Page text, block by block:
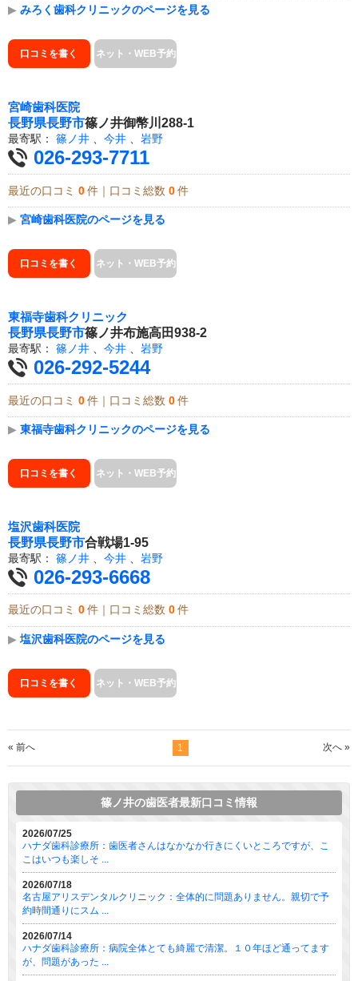
▶ みろく歯科クリニックのページを見る
口コミを書く ネット・WEB予約
宮崎歯科医院
長野県長野市篠ノ井御幣川288-1
最寄駅： 篠ノ井 、 今井 、 岩野
026-293-7711
最近の口コミ 0 件｜口コミ総数 0 件
▶ 宮崎歯科医院のページを見る
口コミを書く ネット・WEB予約
東福寺歯科クリニック
長野県長野市篠ノ井布施高田938-2
最寄駅： 篠ノ井 、 今井 、 岩野
026-292-5244
最近の口コミ 0 件｜口コミ総数 0 件
▶ 東福寺歯科クリニックのページを見る
口コミを書く ネット・WEB予約
塩沢歯科医院
長野県長野市合戦場1-95
最寄駅： 篠ノ井 今井 岩野
026-293-6668
最近の口コミ 0 件｜口コミ総数 0 件
▶ 塩沢歯科医院のページを見る
口コミを書く ネット・WEB予約
« 前へ 1 次へ »
篠ノ井の歯医者最新口コミ情報
2026/07/25
ハナダ歯科診療所：歯医者さんはなかなか行きにくいところですが、こ
こはいつも楽しそ ...
2026/07/18
名古屋アリスデンタルクリニック：全体的に問題ありません。親切で予
約時間通りにスム ...
2026/07/14
ハナダ歯科診療所：病院全体とても綺麗で清潔。１０年ほど通ってます
が、問題があった ...